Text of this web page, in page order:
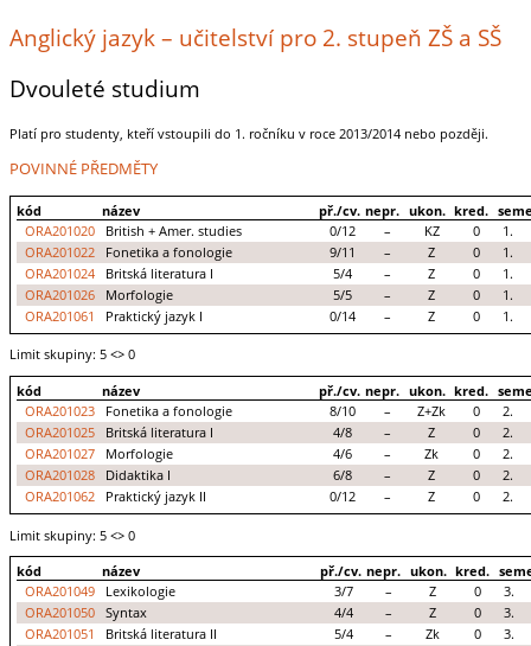
Anglický jazyk – učitelství pro 2. stupeň ZŠ a SŠ
Dvouleté studium
Platí pro studenty, kteří vstoupili do 1. ročníku v roce 2013/2014 nebo později.
POVINNÉ PŘEDMĚTY
kód název př./cv. nepr. ukon. kred.
ORA201020
British + Amer. studies 0/12 – KZ 0
1.
ORA201022
Fonetika a fonologie 9/11 – Z 0
1.
ORA201024
Britská literatura I 5/4 – Z 0
1.
ORA201026
Morfologie 5/5 – Z 0
1.
ORA201061
Praktický jazyk I 0/14 – Z 0 1.
Limit skupiny: 5 <> 0
kód název př./cv. nepr. ukon. kred.
ORA201023
Fonetika a fonologie 8/10 – Z+Zk 0
2.
ORA201025
Britská literatura I 4/8 – Z 0
2.
ORA201027
Morfologie 4/6 – Zk 0
2.
ORA201028
Didaktika I 6/8 – Z 0
2.
ORA201062
Praktický jazyk II 0/12 – Z 0 2.
Limit skupiny: 5 <> 0
kód název př./cv. nepr. ukon. kred.
ORA201049
Lexikologie 3/7 – Z 0
3.
ORA201050
Syntax 4/4 – Z 0
3.
ORA201051
Britská literatura II 5/4 – Zk 0
3.